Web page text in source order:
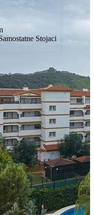
Stojaci